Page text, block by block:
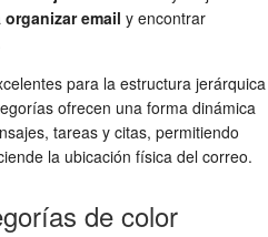
organizar email y encontrar
para la estructura jerárquica
ofrecen una forma dinámica
tareas y citas, permitiendo
la ubicación física del correo.
de color